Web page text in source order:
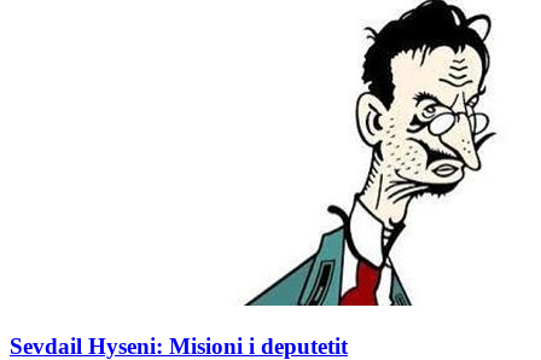
Sevdail Hyseni: Misioni i deputetit